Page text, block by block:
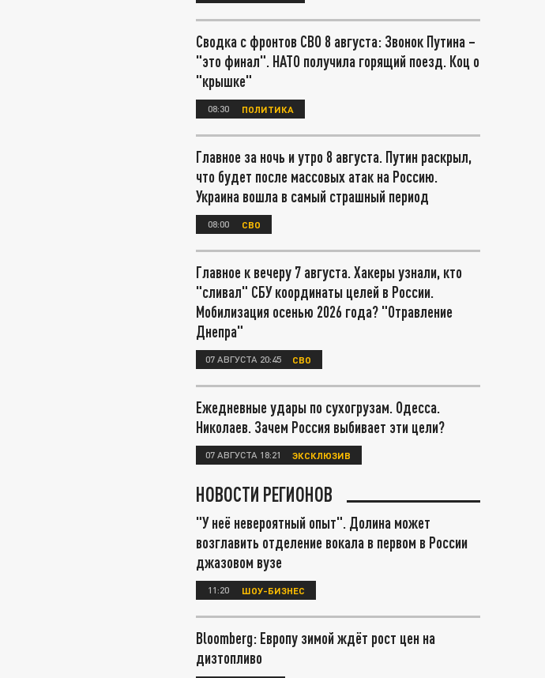
Сводка с фронтов СВО 8 августа: Звонок Путина –
"это финал". НАТО получила горящий поезд. Коц о
"крышке"
08:30 ПОЛИТИКА
Главное за ночь и утро 8 августа. Путин раскрыл,
что будет после массовых атак на Россию.
Украина вошла в самый страшный период
08:00 СВО
Главное к вечеру 7 августа. Хакеры узнали, кто
"сливал" СБУ координаты целей в России.
Мобилизация осенью 2026 года? "Отравление
Днепра"
07 АВГУСТА 20:45 СВО
Ежедневные удары по сухогрузам. Одесса.
Николаев. Зачем Россия выбивает эти цели?
07 АВГУСТА 18:21 ЭКСКЛЮЗИВ
НОВОСТИ РЕГИОНОВ
"У неё невероятный опыт". Долина может
возглавить отделение вокала в первом в России
джазовом вузе
11:20 ШОУ-БИЗНЕС
Bloomberg: Европу зимой ждёт рост цен на
дизтопливо